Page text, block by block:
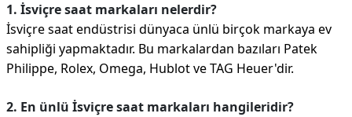
1. İsviçre saat markaları nelerdir?
İsviçre saat endüstrisi dünyaca ünlü birçok markaya ev
sahipliği yapmaktadır. Bu markalardan bazıları Patek
Philippe, Rolex, Omega, Hublot ve TAG Heuer'dir.
2. En ünlü İsviçre saat markaları hangileridir?